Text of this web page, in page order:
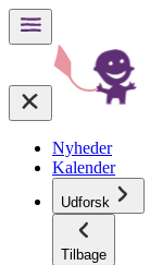
Nyheder
Kalender
Udforsk
Tilbage